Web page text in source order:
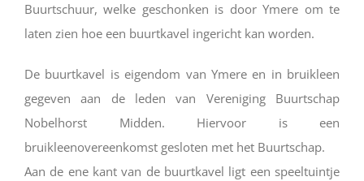
Buurtschuur, welke geschonken is door Ymere om te
laten zien hoe een buurtkavel ingericht kan worden.
De buurtkavel is eigendom van Ymere en in bruikleen
gegeven aan de leden van Vereniging Buurtschap
Nobelhorst Midden. Hiervoor is een
bruikleenovereenkomst gesloten met het Buurtschap.
Aan de ene kant van de buurtkavel ligt een speeltuintje